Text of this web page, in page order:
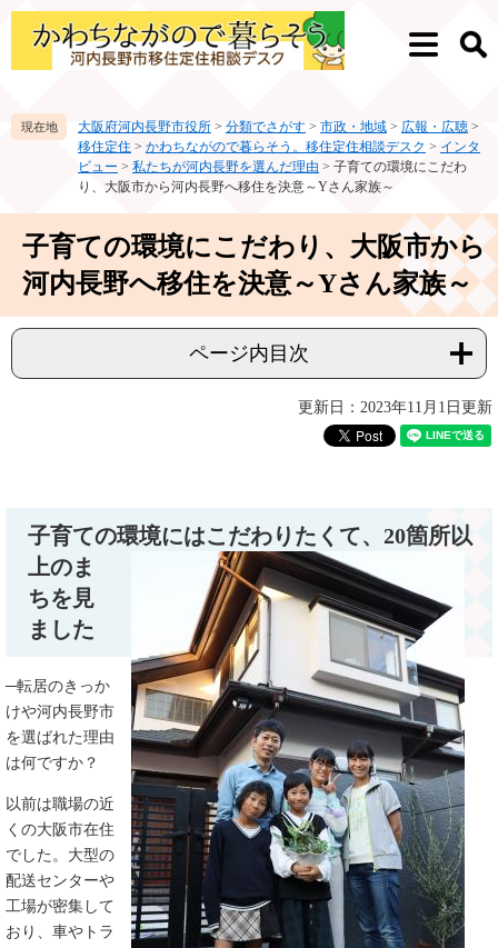
ペ
メ
メ
検
大阪府河内長野市役所 > 分類でさがす > 市政・地域 > 広報・広聴 >
移住定住 > かわちながので暮らそう。移住定住相談デスク > インタ
ビュー > 私たちが河内長野を選んだ理由 > 子育ての環境にこだわ
り、大阪市から河内長野へ移住を決意～Yさん家族～
子育ての環境にこだわり、大阪市から
河内長野へ移住を決意～Yさん家族～
ページ内目次
更新日：2023年11月1日更新
子育ての環境にはこだわりたくて、 20箇所以
上のま
ちを見
ました
─転居のきっか
けや河内長野市
を選ばれた理由
は何ですか？
以前は職場の近
くの大阪市在住
でした。大型の
配送センターや
工場が密集して
おり、車やトラ